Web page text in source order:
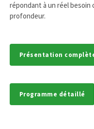
répondant à un réel
profondeur.
Présentation
Programme détaillé